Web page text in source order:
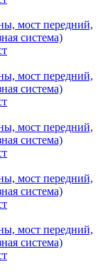
мост передний,
система)
мост передний,
система)
мост передний,
система)
мост передний,
система)
мост передний,
система)